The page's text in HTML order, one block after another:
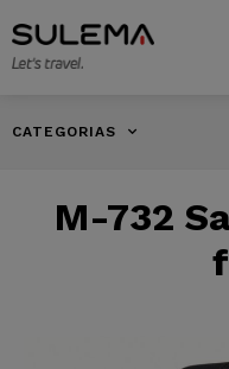
CATEGORIAS
M-732